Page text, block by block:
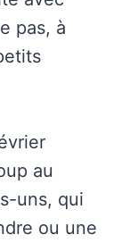
pas, à
au
uns, qui
ou une